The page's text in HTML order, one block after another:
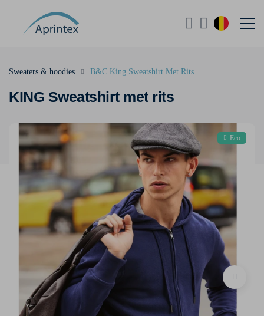
KING Sweatshirt met rits
Sweaters & hoodies B&C King Sweatshirt Met Rits
Eco